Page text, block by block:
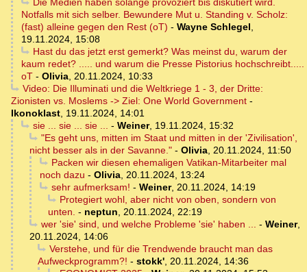
Die Medien haben solange provoziert bis diskutiert wird.
Notfalls mit sich selber. Bewundere Mut u. Standing v. Scholz:
(fast) alleine gegen den Rest (oT) - Wayne Schlegel,
19.11.2024, 15:08
Hast du das jetzt erst gemerkt? Was meinst du, warum der
kaum redet? ..... und warum die Presse Pistorius hochschreibt.....
oT - Olivia, 20.11.2024, 10:33
Video: Die Illuminati und die Weltkriege 1 - 3, der Dritte:
Zionisten vs. Moslems -> Ziel: One World Government -
Ikonoklast, 19.11.2024, 14:01
sie ... sie ... sie ... - Weiner, 19.11.2024, 15:32
"Es geht uns, mitten im Staat und mitten in der 'Zivilisation',
nicht besser als in der Savanne." - Olivia, 20.11.2024, 11:50
Packen wir diesen ehemaligen Vatikan-Mitarbeiter mal
noch dazu - Olivia, 20.11.2024, 13:24
sehr aufmerksam! - Weiner, 20.11.2024, 14:19
Protegiert wohl, aber nicht von oben, sondern von
unten. - neptun, 20.11.2024, 22:19
wer 'sie' sind, und welche Probleme 'sie' haben ... - Weiner,
20.11.2024, 14:06
Verstehe, und für die Trendwende braucht man das
Aufweckprogramm?! - stokk', 20.11.2024, 14:36